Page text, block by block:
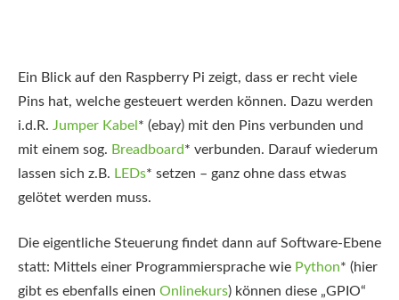
Ein Blick auf den Raspberry Pi zeigt, dass er recht viele
Pins hat, welche gesteuert werden können. Dazu werden
i.d.R. Jumper Kabel* (ebay) mit den Pins verbunden und
mit einem sog. Breadboard* verbunden. Darauf wiederum
lassen sich z.B. LEDs* setzen – ganz ohne dass etwas
gelötet werden muss.
Die eigentliche Steuerung findet dann auf Software-Ebene
statt: Mittels einer Programmiersprache wie Python* (hier
gibt es ebenfalls einen Onlinekurs) können diese „GPIO“